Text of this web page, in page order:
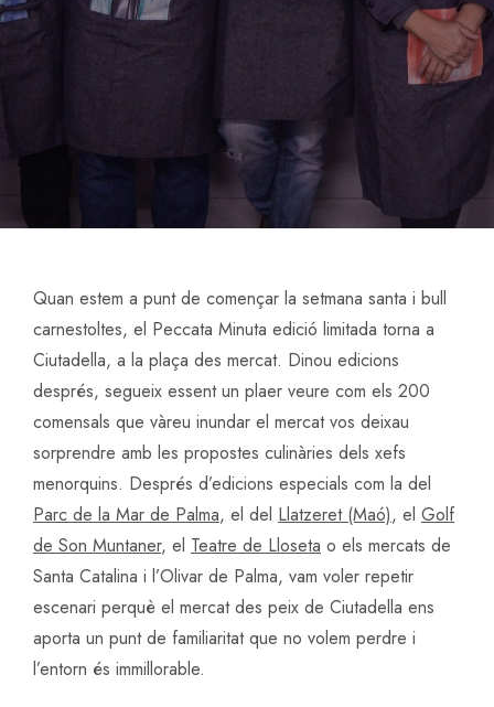
Quan estem a punt de començar la setmana santa i bull
carnestoltes, el Peccata Minuta edició limitada torna a
Ciutadella, a la plaça des mercat. Dinou edicions
després, segueix essent un plaer veure com els 200
comensals que vàreu inundar el mercat vos deixau
sorprendre amb les propostes culinàries dels xefs
menorquins. Després d’edicions especials com la del
Parc de la Mar de Palma, el del Llatzeret (Maó), el Golf
de Son Muntaner, el Teatre de Lloseta o els mercats de
Santa Catalina i l’Olivar de Palma, vam voler repetir
escenari perquè el mercat des peix de Ciutadella ens
aporta un punt de familiaritat que no volem perdre i
l’entorn és immillorable.